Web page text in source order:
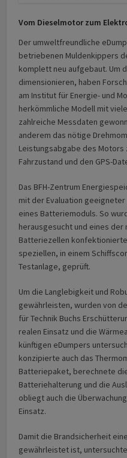
Vom Dieselmotor zum
Der umweltfreundliche
betriebenen Muldenkippers
komplett neu aufgebaut. Um
dimensionieren, haben
am Institut für Energie- und
herkömmliche Modell mit
zahlreiche Messdaten
anderem das nötige
Leistungsabgabe des
Fahrzustand und den GPS-
Das BFH-Zentrum
mit der Evaluation
eines Batteriemoduls. So
herausgesucht und eines der
Batteriezellen
speziellen, in einem
Testanlage, geprüft.
Um die Langlebigkeit und
gewährleisten, wurden von
für Technik Buchs
realen Einsatz und die
künftigen eDumpers
konzipierte auch das
Batteriepaket, berechnete
Batteriehalterung und die
obliegt auch die
Einsatz.
Damit die Brandsicherheit
gewährleistet ist,